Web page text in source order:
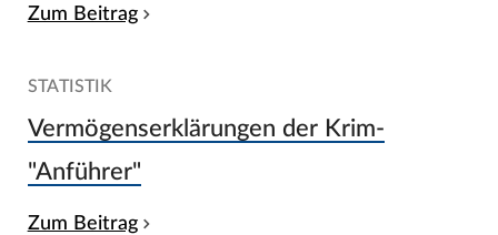
Zum Beitrag
STATISTIK
Vermögenserklärungen der Krim-
"Anführer"
Zum Beitrag